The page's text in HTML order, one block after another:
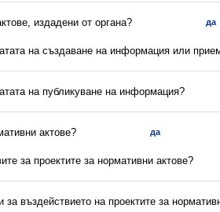
издадени от органа? да
на създаване на информация или
на публикуване на информация?
актове? да
за проектите за нормативни актове?
въздействието на проектите за